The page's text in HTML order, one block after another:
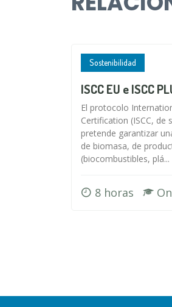
Sostenibilidad
ISCC EU e ISCC
El protocolo
Certification (ISCC, de
pretende garantizar
de biomasa, de
(biocombustibles, plá...
8 horas